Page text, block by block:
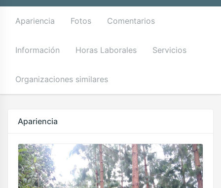
Apariencia Fotos Comentarios
Información Horas Laborales Servicios
Organizaciones similares
Apariencia